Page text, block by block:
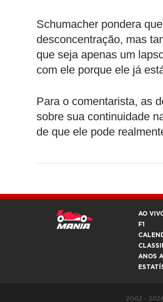
Schumacher pondera
desconcentração, mas
que seja apenas um
com ele porque ele já
Para o comentarista, as
sobre sua continuidade
de que ele pode
AO
F1
ANOS
2002 -